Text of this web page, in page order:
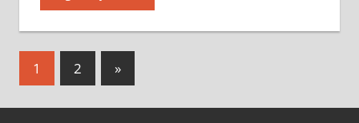
Navegación
1 2
Entradas
siguientes
»